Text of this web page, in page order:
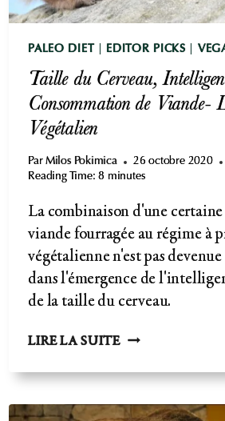
PALEO DIET EDITOR PICKS
Taille du Cerveau,
Consommation de Viande-
Végétalien
Par Milos Pokimica
26 octobre 2020
Reading Time: 8 minutes
La combinaison d'une
viande fourragée au régime à
végétalienne n'est pas
dans l'émergence de
de la taille du cerveau.
LIRE LA SUITE TAILLE
CERVEAU,
ET